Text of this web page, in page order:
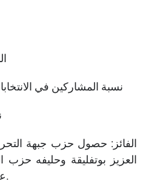
نسبة المشاركين في الانتخابات:38% (من 43% في
الفائز: حصول حزب جبهة
العزيز بوتفليقة وحليفه حزب
على 261 مقعداً من أصل 462.